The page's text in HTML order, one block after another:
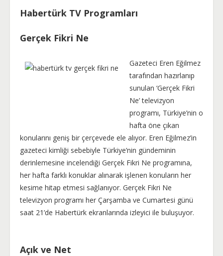
Habertürk TV Programları
Gerçek Fikri Ne
Gazeteci Eren Eğilmez
tarafından hazırlanıp
sunulan ‘Gerçek Fikri
Ne’ televizyon
programı, Türkiye’nin o
hafta öne çıkan
konularını geniş bir çerçevede ele alıyor. Eren Eğilmez’in
gazeteci kimliği sebebiyle Türkiye’nin gündeminin
derinlemesine incelendiği Gerçek Fikri Ne programına,
her hafta farklı konuklar alınarak işlenen konuların her
kesime hitap etmesi sağlanıyor. Gerçek Fikri Ne
televizyon programı her Çarşamba ve Cumartesi günü
saat 21’de Habertürk ekranlarında izleyici ile buluşuyor.
Açık ve Net